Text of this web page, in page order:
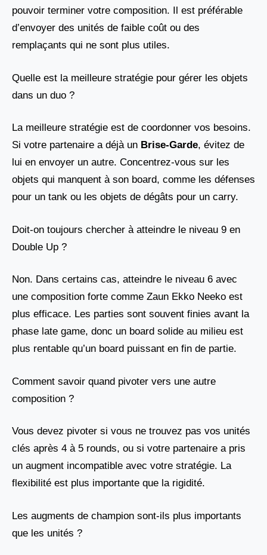
pouvoir terminer votre composition. Il est préférable
d’envoyer des unités de faible coût ou des
remplaçants qui ne sont plus utiles.
Quelle est la meilleure stratégie pour gérer les objets
dans un duo ?
La meilleure stratégie est de coordonner vos besoins.
Si votre partenaire a déjà un Brise-Garde, évitez de
lui en envoyer un autre. Concentrez-vous sur les
objets qui manquent à son board, comme les défenses
pour un tank ou les objets de dégâts pour un carry.
Doit-on toujours chercher à atteindre le niveau 9 en
Double Up ?
Non. Dans certains cas, atteindre le niveau 6 avec
une composition forte comme Zaun Ekko Neeko est
plus efficace. Les parties sont souvent finies avant la
phase late game, donc un board solide au milieu est
plus rentable qu’un board puissant en fin de partie.
Comment savoir quand pivoter vers une autre
composition ?
Vous devez pivoter si vous ne trouvez pas vos unités
clés après 4 à 5 rounds, ou si votre partenaire a pris
un augment incompatible avec votre stratégie. La
flexibilité est plus importante que la rigidité.
Les augments de champion sont-ils plus importants
que les unités ?